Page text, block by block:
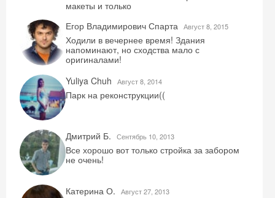
макеты и только
Егор Владимирович Спарта Август 8, 2015
Ходили в вечернее время! Здания
напоминают, но сходства мало с
оригиналами!
Yuliya Chuh
Август 8, 2014
Парк на реконструкции((
Дмитрий Б. Сентябрь 10, 2013
Все хорошо вот только стройка за забором
не очень!
Катерина О. Август 27, 2013